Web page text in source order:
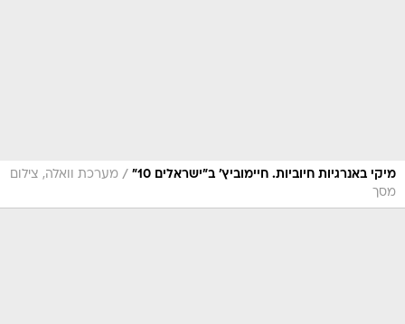
מיקי באנרגיות חיוביות. חיימוביץ' ב"ישראלים 10" / מערכת וואלה, צילום
מסך